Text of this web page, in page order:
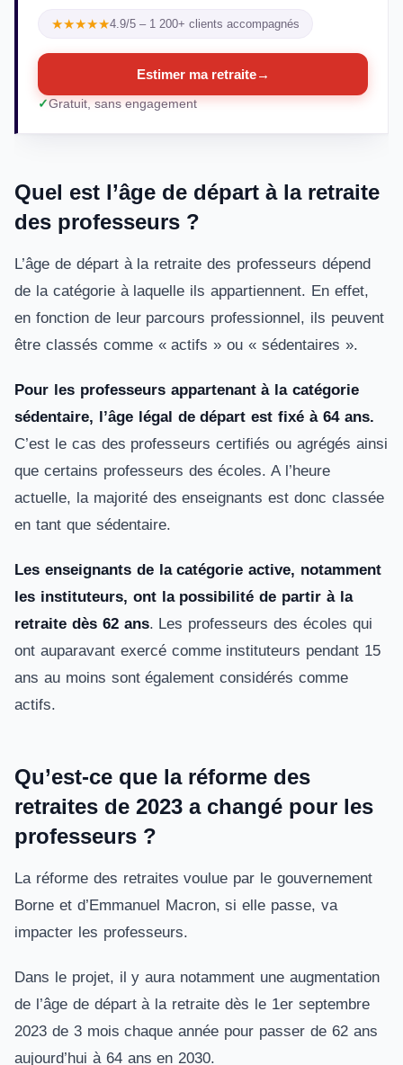
★★★★★4.9/5 – 1 200+ clients accompagnés
Estimer ma retraite→
Gratuit, sans engagement
Quel est l’âge de départ à la retraite
des professeurs ?
L’âge de départ à la retraite des professeurs dépend
de la catégorie à laquelle ils appartiennent. En effet,
en fonction de leur parcours professionnel, ils peuvent
être classés comme « actifs » ou « sédentaires ».
Pour les professeurs appartenant à la catégorie
sédentaire, l’âge légal de départ est fixé à 64 ans.
C’est le cas des professeurs certifiés ou agrégés ainsi
que certains professeurs des écoles. A l’heure
actuelle, la majorité des enseignants est donc classée
en tant que sédentaire.
Les enseignants de la catégorie active, notamment
les instituteurs, ont la possibilité de partir à la
retraite dès 62 ans. Les professeurs des écoles qui
ont auparavant exercé comme instituteurs pendant 15
ans au moins sont également considérés comme
actifs.
Qu’est-ce que la réforme des
retraites de 2023 a changé pour les
professeurs ?
La réforme des retraites voulue par le gouvernement
Borne et d’Emmanuel Macron, si elle passe, va
impacter les professeurs.
Dans le projet, il y aura notamment une augmentation
de l’âge de départ à la retraite dès le 1er septembre
2023 de 3 mois chaque année pour passer de 62 ans
aujourd’hui à 64 ans en 2030.